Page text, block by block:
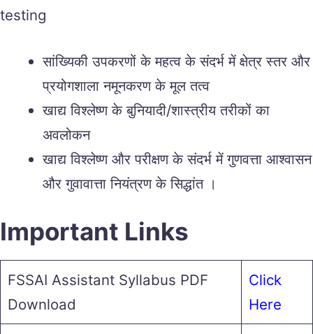
testing
सांख्यिकी उपकरणों के महत्व के संदर्भ में क्षेत्र स्तर और
प्रयोगशाला नमूनकरण के मूल तत्व
खाद्य विश्लेष्ण के बुनियादी/शास्त्रीय तरीकों का
अवलोकन
खाद्य विश्लेष्ण और परीक्षण के संदर्भ में गुणवत्ता आश्वासन
और गुवावात्ता नियंत्रण के सिद्धांत ।
Important Links
FSSAI Assistant Syllabus PDF
Download
Click
Here